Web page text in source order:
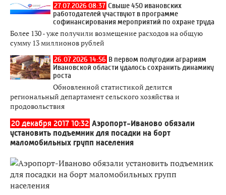
27.07.2026 08:37 Свыше 450 ивановских
работодателей участвуют в программе
софинансирования мероприятий по охране труда
Более 130 - уже получили возмещение расходов на общую
сумму 13 миллионов рублей
26.07.2026 14:56 В первом полугодии аграриям
Ивановской области удалось сохранить динамику
роста
Обновленной статистикой делится
региональный департамент сельского хозяйства и
продовольствия
20 декабря 2017 10:32 Аэропорт-Иваново обязали
установить подъемник для посадки на борт
маломобильных групп населения